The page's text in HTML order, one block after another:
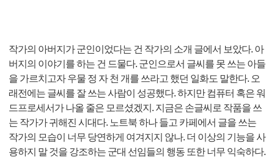
작가의 아버지가 군인이었다는 건 작가의 소개 글에서 보았다. 아
버지의 이야기를 하는 건 드물다. 군인으로서 글씨를 못 쓰는 아들
을 가르치고자 우물 정 자 천 개를 쓰라고 했던 일화도 말한다. 오
래전에는 글씨를 잘 쓰는 사람이 성공했다. 하지만 컴퓨터 혹은 워
드프로세서가 나올 줄은 모르셨겠지. 지금은 손글씨로 작품을 쓰
는 작가가 귀해진 시대다. 노트북 하나 들고 카페에서 글을 쓰는
작가의 모습이 너무 당연하게 여겨지지 않나. 더 이상의 기능을 사
용하지 말 것을 강조하는 군대 선임들의 행동 또한 너무 익숙하다.